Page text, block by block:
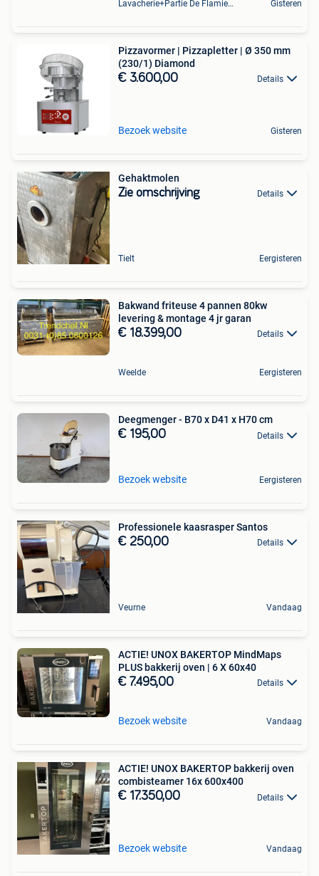
Lavacherie+Partie De Flamierge Gisteren
Pizzavormer | Pizzapletter | Ø 350 mm
(230/1) Diamond
€ 3.600,00 Details
Bezoek website Gisteren
Gehaktmolen
Zie omschrijving Details
Tielt Eergisteren
Bakwand friteuse 4 pannen 80kw
levering & montage 4 jr garan
€ 18.399,00 Details
Weelde Eergisteren
Deegmenger - B70 x D41 x H70 cm
€ 195,00 Details
Bezoek website Eergisteren
Professionele kaasrasper Santos
€ 250,00 Details
Veurne Vandaag
ACTIE! UNOX BAKERTOP MindMaps
PLUS bakkerij oven | 6 X 60x40
€ 7.495,00 Details
Bezoek website Vandaag
ACTIE! UNOX BAKERTOP bakkerij oven
combisteamer 16x 600x400
€ 17.350,00 Details
Bezoek website Vandaag